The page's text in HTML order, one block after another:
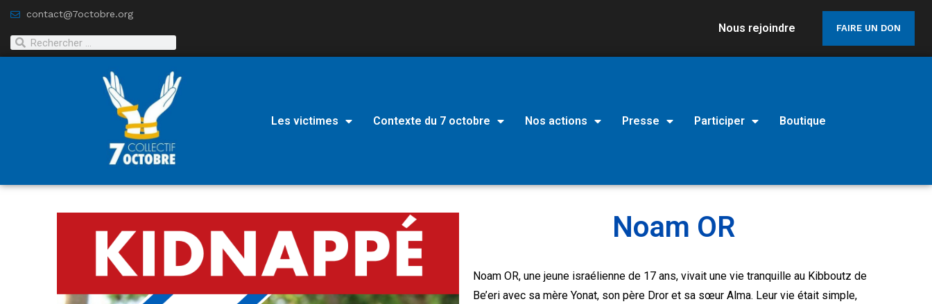
contact@7octobre.org
Nous rejoindre FAIRE UN DON
Les victimes Contexte du 7 octobre Nos actions Presse Participer Boutique
Noam OR
Noam OR, une jeune israélienne de 17 ans, vivait une vie tranquille au Kibboutz de
Be’eri avec sa mère Yonat, son père Dror et sa sœur Alma. Leur vie était simple,